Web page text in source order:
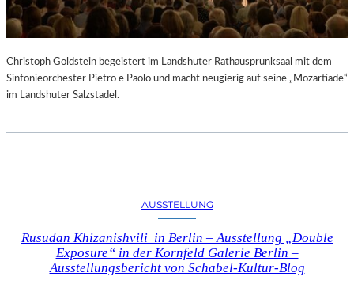
Christoph Goldstein begeistert im Landshuter Rathausprunksaal mit dem
Sinfonieorchester Pietro e Paolo und macht neugierig auf seine „Mozartiade“
im Landshuter Salzstadel.
AUSSTELLUNG
Rusudan Khizanishvili in Berlin – Ausstellung „Double
Exposure“ in der Kornfeld Galerie Berlin –
Ausstellungsbericht von Schabel-Kultur-Blog